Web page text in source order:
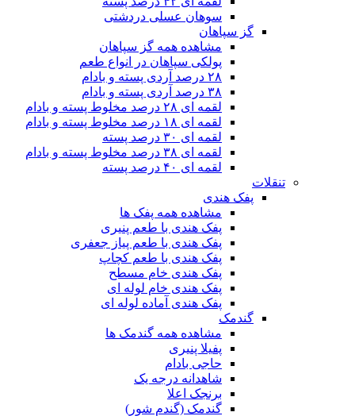
سوهان عسلی دردشتی
گز سپاهان
مشاهده همه گز سپاهان
پولکی سپاهان در انواع طعم
۲۸ درصد آردی پسته و بادام
۳۸ درصد آردی پسته و بادام
لقمه ای ۲۸ درصد مخلوط پسته و بادام
لقمه ای ۱۸ درصد مخلوط پسته و بادام
لقمه ای ۳۰ درصد پسته
لقمه ای ۳۸ درصد مخلوط پسته و بادام
لقمه ای ۴۰ درصد پسته
تنقلات
پفک هندی
مشاهده همه پفک ها
پفک هندی با طعم پنیری
پفک هندی با طعم پیاز جعفری
پفک هندی با طعم کچاپ
پفک هندی خام مسطح
پفک هندی خام لوله ای
پفک هندی آماده لوله ای
گندمک
مشاهده همه گندمک ها
پفیلا پنیری
حاجی بادام
شاهدانه درجه یک
برنجک اعلا
گندمک (گندم شور)